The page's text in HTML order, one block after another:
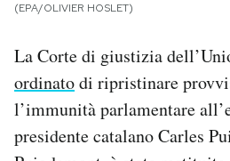
AREA PERSONALE
(EPA/OLIVIER HOSLET)
La Corte di giustizia
ordinatodi ripristinare
l’immunità parlamentare
presidente catalano Carles